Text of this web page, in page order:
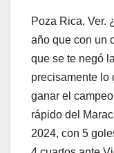
Poza Rica, Ver.
año que con un
que se te negó
precisamente lo
ganar el
rápido del
2024, con 5